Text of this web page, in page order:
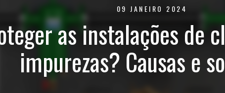
09 JANEIRO 2024
as instalações de
impurezas? Causas e